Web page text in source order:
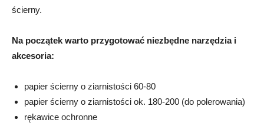
ścierny.
Na początek warto przygotować niezbędne narzędzia i
akcesoria:
papier ścierny o ziarnistości 60-80
papier ścierny o ziarnistości ok. 180-200 (do polerowania)
rękawice ochronne